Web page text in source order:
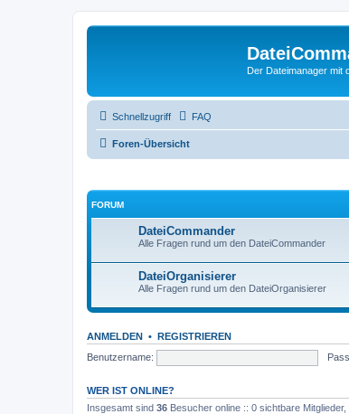
Der Dateimanager mit
Schnellzugriff FAQ
Foren-Übersicht
FORUM
DateiCommander
Alle Fragen rund um den DateiCommander
DateiOrganisierer
Alle Fragen rund um den DateiOrganisierer
ANMELDEN • REGISTRIEREN
Benutzername:
WER IST ONLINE?
Insgesamt sind 36 Besucher online :: 0 sichtbare